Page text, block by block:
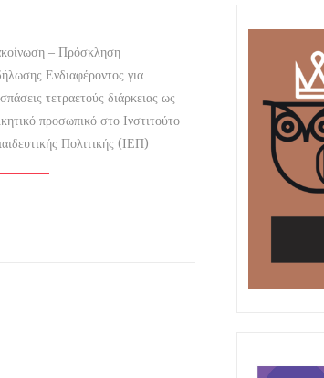
– Πρόσκληση
Ενδιαφέροντος για
τετραετούς διάρκειας ως
προσωπικό στο Ινστιτούτο
Πολιτικής (ΙΕΠ)